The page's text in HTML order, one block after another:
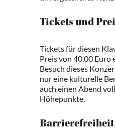
Tickets und
Tickets für diesen
Preis von 40,00 Euro
Besuch dieses
nur eine kulturelle
auch einen Abend
Höhepunkte.